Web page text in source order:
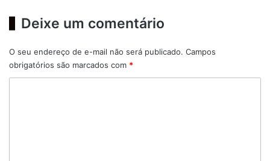
Deixe um comentário
O seu endereço de e-mail não será publicado. Campos
obrigatórios são marcados com *